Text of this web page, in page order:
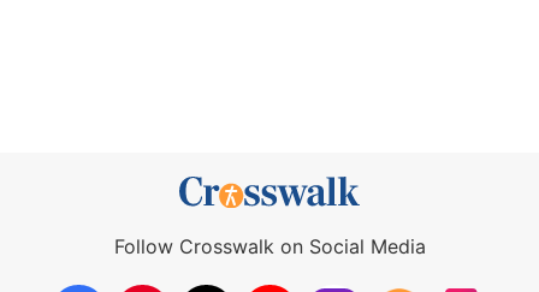
Follow Crosswalk on Social Media